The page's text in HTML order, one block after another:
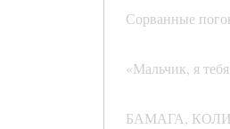
Сорванные
«Мальчик, я
БАМАГА,